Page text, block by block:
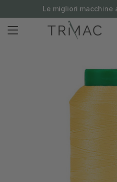
Le migliori macchine